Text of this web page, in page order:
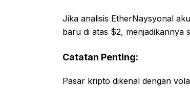
Jika analisis EtherNaysyonal
baru di atas $2, menjadikannya
Catatan Penting:
Pasar kripto dikenal dengan